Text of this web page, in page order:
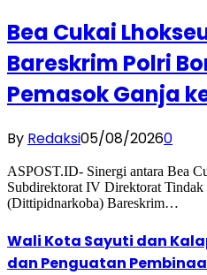
Bea Cukai
Bareskrim Polri
Pemasok Ganja
By Redaksi05/08/20260
ASPOST.ID- Sinergi antara Bea
Subdirektorat IV Direktorat Tindak
(Dittipidnarkoba) Bareskrim…
Wali Kota Sayuti dan
dan Penguatan